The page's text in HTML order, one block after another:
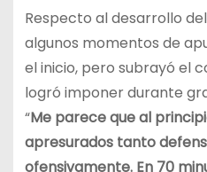
Respecto al desarrollo
algunos momentos de
el inicio, pero subrayó el
logró imponer durante
“Me parece que al
apresurados tanto
ofensivamente. En 70